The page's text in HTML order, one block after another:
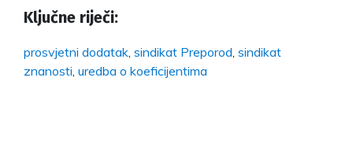
Ključne riječi:
prosvjetni dodatak sindikat Preporod sindikat
znanosti uredba o koeficijentima